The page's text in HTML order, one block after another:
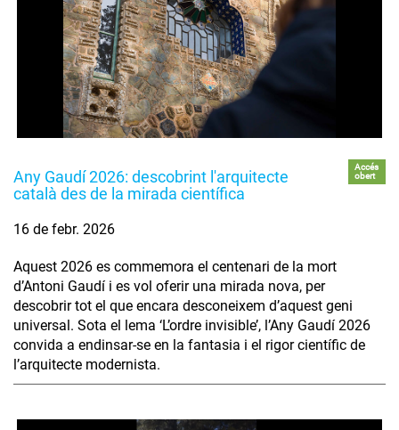
Any Gaudí 2026: descobrint l'arquitecte
català des de la mirada científica
Accés
obert
16 de febr. 2026
Aquest 2026 es commemora el centenari de la mort
d’Antoni Gaudí i es vol oferir una mirada nova, per
descobrir tot el que encara desconeixem d’aquest geni
universal. Sota el lema ‘L’ordre invisible’, l’Any Gaudí 2026
convida a endinsar-se en la fantasia i el rigor científic de
l’arquitecte modernista.